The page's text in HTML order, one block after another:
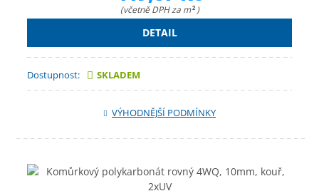
(včetně DPH za m 2 )
DETAIL
Dostupnost: SKLADEM
VÝHODNĚJŠÍ PODMÍNKY